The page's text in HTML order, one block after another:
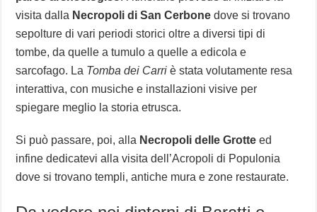
visita dalla Necropoli di San Cerbone dove si trovano
sepolture di vari periodi storici oltre a diversi tipi di
tombe, da quelle a tumulo a quelle a edicola e
sarcofago. La Tomba dei Carri è stata volutamente resa
interattiva, con musiche e installazioni visive per
spiegare meglio la storia etrusca.
Si può passare, poi, alla Necropoli delle Grotte ed
infine dedicatevi alla visita dell’Acropoli di Populonia
dove si trovano templi, antiche mura e zone restaurate.